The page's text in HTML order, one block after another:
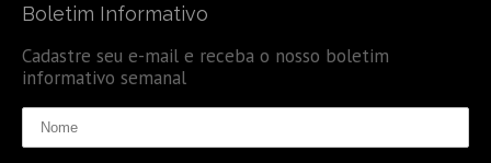
Boletim Informativo
Cadastre seu e-mail e receba o nosso boletim
informativo semanal